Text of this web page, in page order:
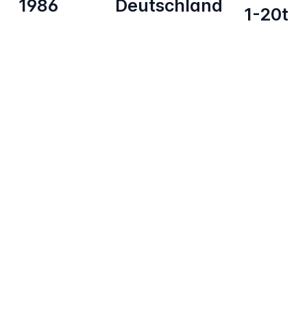
1986 Deutschland 1-20t